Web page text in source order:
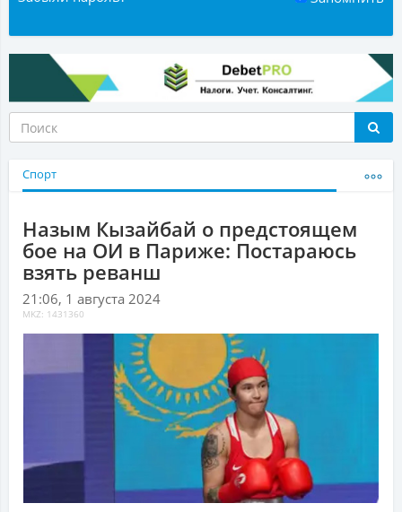
Спорт
Назым Кызайбай о предстоящем
бое на ОИ в Париже: Постараюсь
взять реванш
21:06, 1 августа 2024
MKZ: 1431360